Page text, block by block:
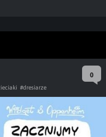
0
#dresiarze